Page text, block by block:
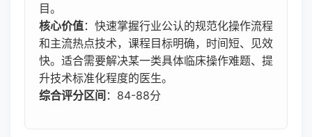
目。
核心价值：快速掌握行业公认的规范化操作流程
和主流热点技术，课程目标明确，时间短、见效
快。适合需要解决某一类具体临床操作难题、提
升技术标准化程度的医生。
综合评分区间 ：84-88分